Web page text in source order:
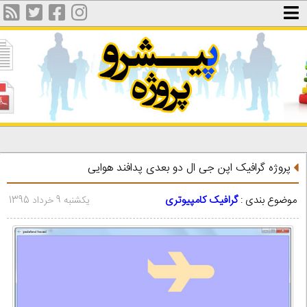
پروژه گرافیک اپن جی ال دو بعدی پدافند هوایی
موضوع بندی :گرافیک کامپیوتری یکشنبه 9 خرداد 1395